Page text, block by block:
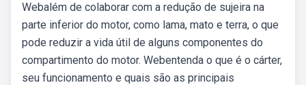
Webalém de colaborar com a redução de sujeira na
parte inferior do motor, como lama, mato e terra, o que
pode reduzir a vida útil de alguns componentes do
compartimento do motor. Webentenda o que é o cárter,
seu funcionamento e quais são as principais